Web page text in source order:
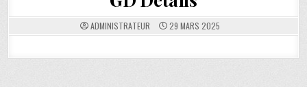
ADMINISTRATEUR 29 MARS 2025